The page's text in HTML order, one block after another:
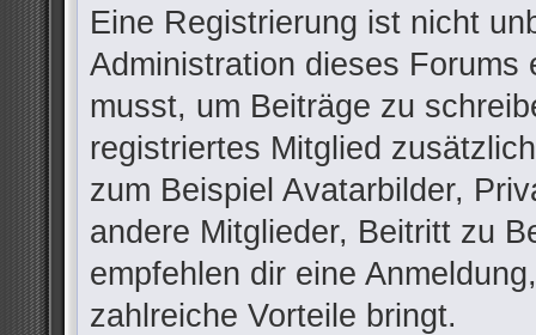
Eine Registrierung ist nicht
Administration dieses
musst, um Beiträge zu
registriertes Mitglied
zum Beispiel Avatarbilder,
andere Mitglieder, Beitritt zu
empfehlen dir eine
zahlreiche Vorteile bringt.